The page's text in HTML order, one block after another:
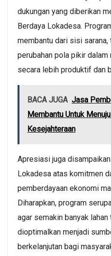
dukungan yang diberikan
Berdaya Lokadesa.
membantu dari sisi
perubahan pola pikir
secara lebih produktif dan
BACA JUGA Jasa
Membantu Untuk
Kesejahteraan
Apresiasi juga
Lokadesa atas komitmen
pemberdayaan ekonomi
Diharapkan, program
agar semakin banyak
dioptimalkan menjadi
berkelanjutan bagi